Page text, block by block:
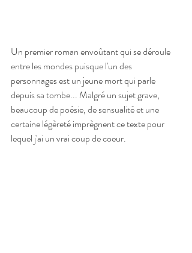
Un premier roman envoûtant qui se déroule
entre les mondes puisque l'un des
personnages est un jeune mort qui parle
depuis sa tombe... Malgré un sujet grave,
beaucoup de poésie, de sensualité et une
certaine légèreté imprègnent ce texte pour
lequel j'ai un vrai coup de coeur.